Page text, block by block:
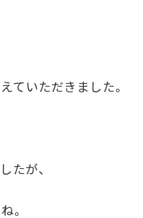
ていただきました。
たが、
。